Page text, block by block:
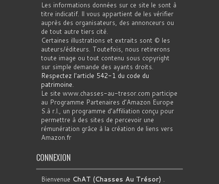
Les informations données sur ce site le sont à
titre indicatif. Il vous appartient de les vérifier
auprès des organisateurs, des annonceurs ou
de tout autre tiers cité.
Certaines illustrations et extraits sont © les
auteurs/éditeurs. Toutefois, nous retirerons
toute image ou tout contenu sous copyright
sur simple demande des ayants droits.
Respectez l'article 542-1 du code du
patrimoine.
Le site www.chasses-au-tresor.com participe
au Programme Partenaires d’Amazon Europe
S.à r.l., un programme d’affiliation conçu pour
permettre à des sites de percevoir une
rémunération grâce à la création de liens vers
Amazon.fr
CONNEXION
Bienvenue ChAT (Chasses Au Trésor) .